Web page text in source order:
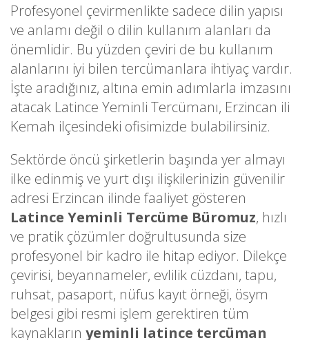
Profesyonel çevirmenlikte sadece dilin yapısı
ve anlamı değil o dilin kullanım alanları da
önemlidir. Bu yüzden çeviri de bu kullanım
alanlarını iyi bilen tercümanlara ihtiyaç vardır.
İşte aradığınız, altına emin adımlarla imzasını
atacak Latince Yeminli Tercümanı, Erzincan ili
Kemah ilçesindeki ofisimizde bulabilirsiniz.
Sektörde öncü şirketlerin başında yer almayı
ilke edinmiş ve yurt dışı ilişkilerinizin güvenilir
adresi Erzincan ilinde faaliyet gösteren
Latince Yeminli Tercüme Büromuz, hızlı
ve pratik çözümler doğrultusunda size
profesyonel bir kadro ile hitap ediyor. Dilekçe
çevirisi, beyannameler, evlilik cüzdanı, tapu,
ruhsat, pasaport, nüfus kayıt örneği, ösym
belgesi gibi resmi işlem gerektiren tüm
kaynakların yeminli latince tercüman